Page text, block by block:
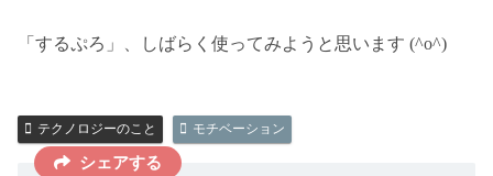
「するぷろ」、しばらく使ってみようと思います (^o^)
テクノロジーのこと モチベーション
シェアする